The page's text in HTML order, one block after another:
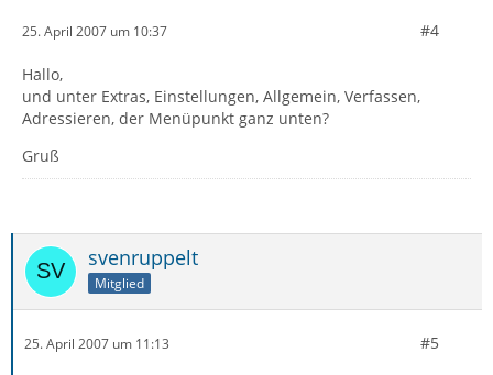
25. April 2007 um 10:37 #4
Hallo,
und unter Extras, Einstellungen, Allgemein, Verfassen,
Adressieren, der Menüpunkt ganz unten?
Gruß
svenruppelt
Mitglied
25. April 2007 um 11:13 #5